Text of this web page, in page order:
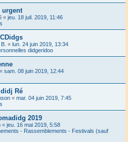
urgent
« jeu. 18 juil. 2019, 11:46
« lun. 24 juin 2019, 13:34
didgeridoo
« sam. 08 juin 2019, 12:44
Ré
« mar. 04 juin 2019, 7:45
2019
« jeu. 16 mai 2019, 5:58
- Rassemblements - Festivals (sauf